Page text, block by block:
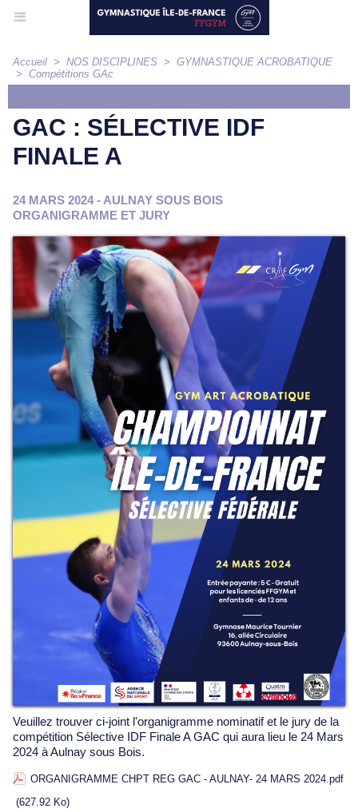
Accueil > NOS DISCIPLINES > GYMNASTIQUE ACROBATIQUE
> Compétitions GAc
GAC : SÉLECTIVE IDF
FINALE A
24 MARS 2024 - AULNAY SOUS BOIS
ORGANIGRAMME ET JURY
Veuillez trouver ci-joint l'organigramme nominatif et le jury de la
compétition Sélective IDF Finale A GAC qui aura lieu le 24 Mars
2024 à Aulnay sous Bois.
ORGANIGRAMME CHPT REG GAC - AULNAY- 24 MARS 2024.pdf
(627.92 Ko)